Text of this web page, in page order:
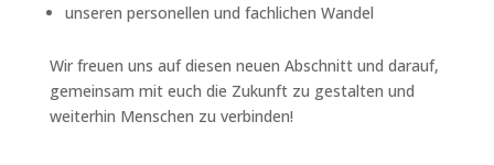
unseren personellen und fachlichen Wandel
Wir freuen uns auf diesen neuen Abschnitt und darauf,
gemeinsam mit euch die Zukunft zu gestalten und
weiterhin Menschen zu verbinden!